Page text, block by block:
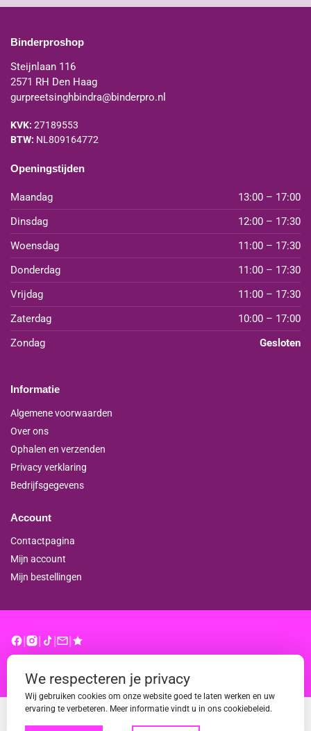
Binderproshop
Steijnlaan 116
2571 RH Den Haag
gurpreetsinghbindra@binderpro.nl
KVK: 27189553
BTW: NL809164772
Openingstijden
Maandag
13:00 – 17:00
Dinsdag
12:00 – 17:30
Woensdag
11:00 – 17:30
Donderdag
11:00 – 17:30
Vrijdag
11:00 – 17:30
Zaterdag
10:00 – 17:00
Zondag
Gesloten
Informatie
Algemene voorwaarden
Over ons
Ophalen en verzenden
Privacy verklaring
Bedrijfsgegevens
Account
Contactpagina
Mijn account
Mijn bestellingen
We respecteren je privacy
Wij gebruiken cookies om onze website goed te laten werken en uw
ervaring te verbeteren. Meer informatie vindt u in ons cookiebeleid.